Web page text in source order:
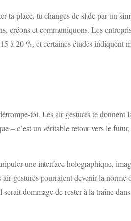
ta place, tu changes de slide par un
créons et communiquons. Les
à 20 %, et certaines études indiquent
toi. Les air gestures te donnent
– c’est un véritable retour vers le
une interface holographique,
gestures pourraient devenir la norme
dommage de rester à la traîne